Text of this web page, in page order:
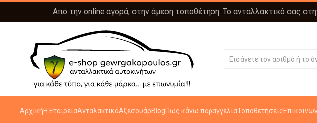
Από την online αγορά, στην άμεση τοποθέτηση. Το ανταλλακτικό σας
ΑρχικήΗ ΕταιρείαΑνταλακτικάΑξεσουάρBlogΠως κάνω παραγγελίαΤοποθετήσεις